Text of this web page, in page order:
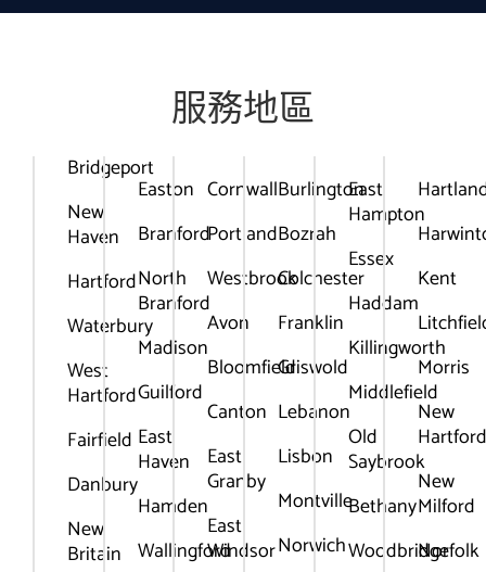
服務地區
Bridgeport
New
Haven
Hartford
Waterbury
West
Hartford
Fairfield
Danbury
New
Britain
Easton
Branford
North
Branford
Madison
Guilford
East
Haven
Hamden
Wallingford
Cornwall
Portland
Westbrook
Avon
Bloomfield
Canton
East
Granby
East
Windsor
Burlington
Bozrah
Colchester
Franklin
Griswold
Lebanon
Lisbon
Montville
Norwich
East
Hampton
Essex
Haddam
Killingworth
Middlefield
Old
Saybrook
Bethany
Woodbridge
Kent
Morris
New
New
Milford
Norfolk